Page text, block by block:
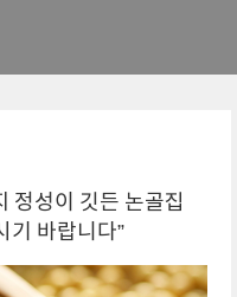
정성이 깃든 논골집
기 바랍니다”